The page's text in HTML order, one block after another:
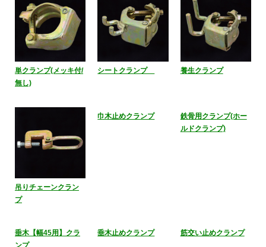
単クランプ(メッキ付/
無し)
シートクランプ 養生クランプ
吊りチェーンクラン
プ